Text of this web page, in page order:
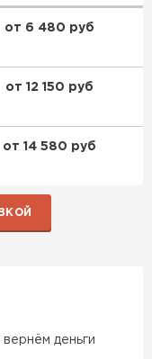
от 6 480 руб
от 12 150 руб
от 14 580 руб
деньги